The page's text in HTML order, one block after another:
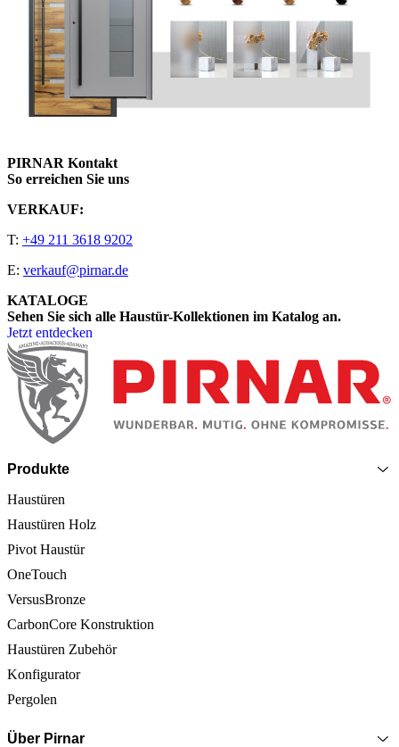
PIRNAR Kontakt
So erreichen Sie uns
VERKAUF:
T: +49 211 3618 9202
E: verkauf@pirnar.de
KATALOGE
Sehen Sie sich alle Haustür-Kollektionen im Katalog an.
Jetzt entdecken
Seitenfooter
Produkte
Haustüren
Haustüren Holz
Pivot Haustür
OneTouch
VersusBronze
CarbonCore Konstruktion
Haustüren Zubehör
Konfigurator
Pergolen
Über Pirnar